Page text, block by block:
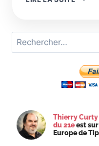
DE
LA
Rechercher :
Thierry
du 21eest sur
Europe de